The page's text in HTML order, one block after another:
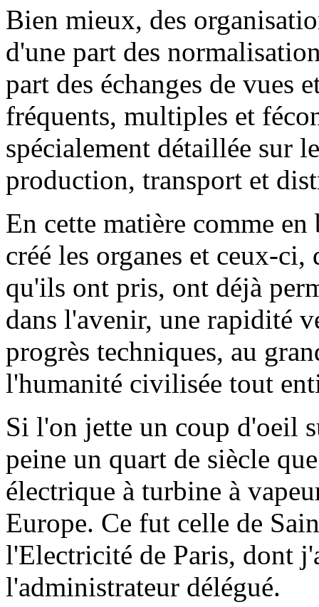
Bien mieux, des
d'une part des
part des échanges de vues
fréquents, multiples et
spécialement détaillée sur
production, transport et
En cette matière comme
créé les organes et ceux-
qu'ils ont pris, ont déjà
dans l'avenir, une rapidité
progrès techniques, au
l'humanité civilisée tout
Si l'on jette un coup d'oeil
peine un quart de siècle
électrique à turbine à
Europe. Ce fut celle de
l'Electricité de Paris, dont
l'administrateur délégué.